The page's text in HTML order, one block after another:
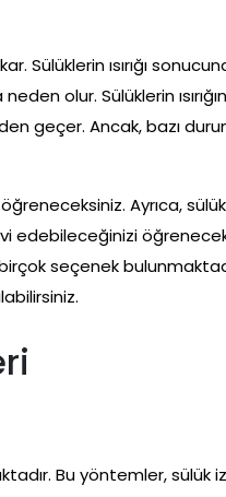
Sülüklerin ısırığı
olur. Sülüklerin
geçer. Ancak, bazı
Ayrıca,
edebileceğinizi
seçenek
Bu yöntemler, sülük